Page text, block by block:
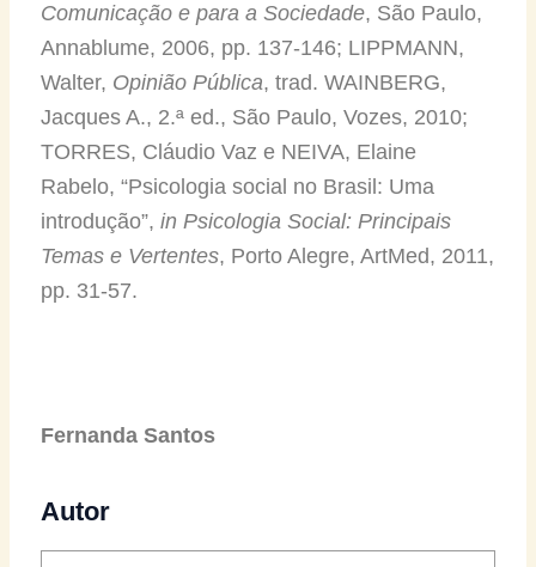
Comunicação e para a Sociedade, São Paulo,
Annablume, 2006, pp. 137-146; LIPPMANN,
Walter, Opinião Pública, trad. WAINBERG,
Jacques A., 2.ª ed., São Paulo, Vozes, 2010;
TORRES, Cláudio Vaz e NEIVA, Elaine
Rabelo, “Psicologia social no Brasil: Uma
introdução”, in Psicologia Social: Principais
Temas e Vertentes, Porto Alegre, ArtMed, 2011,
pp. 31-57.
Fernanda Santos
Autor